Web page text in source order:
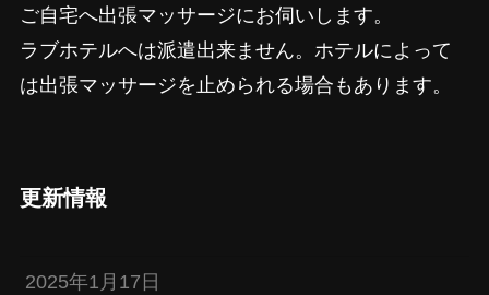
ご自宅へ出張マッサージにお伺いします。
ラブホテルへは派遣出来ません。ホテルによって
は出張マッサージを止められる場合もあります。
更新情報
2025年1月17日